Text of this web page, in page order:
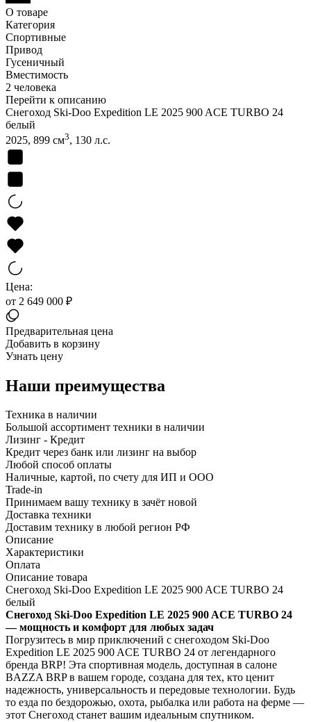
О товаре
Категория
Спортивные
Привод
Гусеничный
Вместимость
2 человека
Перейти к описанию
Снегоход Ski-Doo Expedition LE 2025 900 ACE TURBO 24
белый
2025, 899 см3, 130 л.с.
Цена:
от 2 649 000 ₽
Предварительная цена
Добавить в корзину
Узнать цену
Наши преимущества
Техника в наличии
Большой ассортимент техники в наличии
Лизинг - Кредит
Кредит через банк или лизинг на выбор
Любой способ оплаты
Наличные, картой, по счету для ИП и ООО
Trade-in
Принимаем вашу технику в зачёт новой
Доставка техники
Доставим технику в любой регион РФ
Описание
Характеристики
Оплата
Описание товара
Снегоход Ski-Doo Expedition LE 2025 900 ACE TURBO 24
белый
Снегоход Ski-Doo Expedition LE 2025 900 ACE TURBO 24
— мощность и комфорт для любых задач
Погрузитесь в мир приключений с снегоходом Ski-Doo
Expedition LE 2025 900 ACE TURBO 24 от легендарного
бренда BRP! Эта спортивная модель, доступная в салоне
BAZZA BRP в вашем городе, создана для тех, кто ценит
надежность, универсальность и передовые технологии. Будь
то езда по бездорожью, охота, рыбалка или работа на ферме —
этот Снегоход станет вашим идеальным спутником.